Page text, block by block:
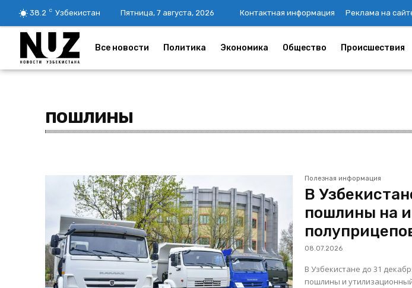
38.2 C Узбекистан Пятница, 7 августа, 2026 Контактная информация Реклама на
Все новости Политика Экономика Общество Происшествия
пошлины
Полезная информация
В
пошлины на
08.07.2026
В Узбекистане до 31
пошлины и